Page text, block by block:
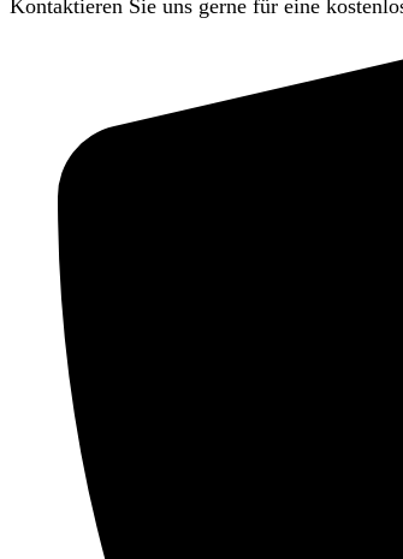
Kontaktieren Sie uns gerne für eine